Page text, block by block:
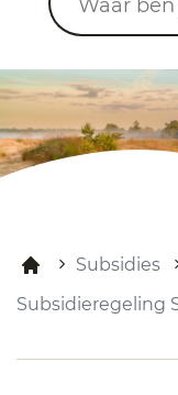
Subsidies
Subsidieregeling